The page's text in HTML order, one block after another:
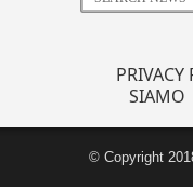
PRIVACY
SIAMO
© Copyright